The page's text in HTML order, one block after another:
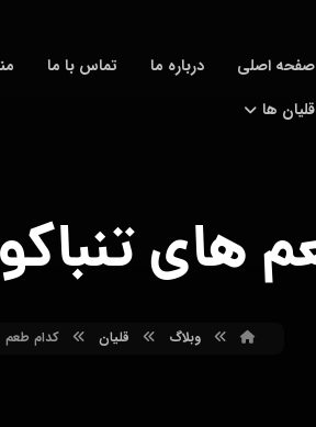
صفحه اصلی درباره ما تماس با ما
قلیان ها
های
وبلاگ قلیان کدام طعم